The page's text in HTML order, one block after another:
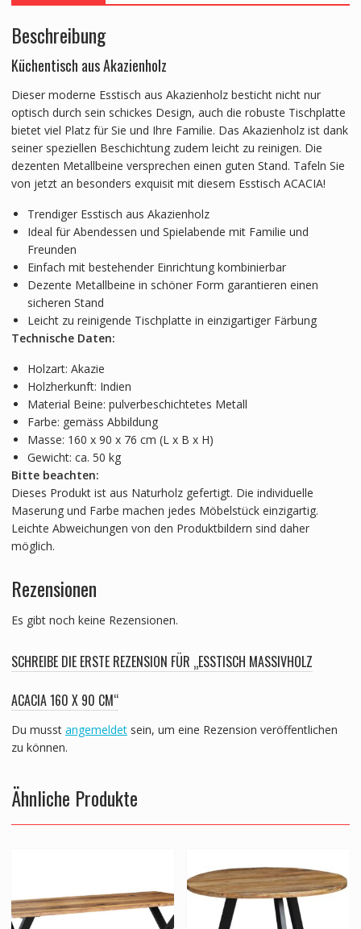
Beschreibung
Küchentisch aus Akazienholz
Dieser moderne Esstisch aus Akazienholz besticht nicht nur
optisch durch sein schickes Design, auch die robuste Tischplatte
bietet viel Platz für Sie und Ihre Familie. Das Akazienholz ist dank
seiner speziellen Beschichtung zudem leicht zu reinigen. Die
dezenten Metallbeine versprechen einen guten Stand. Tafeln Sie
von jetzt an besonders exquisit mit diesem Esstisch ACACIA!
Trendiger Esstisch aus Akazienholz
Ideal für Abendessen und Spielabende mit Familie und
Freunden
Einfach mit bestehender Einrichtung kombinierbar
Dezente Metallbeine in schöner Form garantieren einen
sicheren Stand
Leicht zu reinigende Tischplatte in einzigartiger Färbung
Technische Daten:
Holzart: Akazie
Holzherkunft: Indien
Material Beine: pulverbeschichtetes Metall
Farbe: gemäss Abbildung
Masse: 160 x 90 x 76 cm (L x B x H)
Gewicht: ca. 50 kg
Bitte beachten:
Dieses Produkt ist aus Naturholz gefertigt. Die individuelle
Maserung und Farbe machen jedes Möbelstück einzigartig.
Leichte Abweichungen von den Produktbildern sind daher
möglich.
Rezensionen
Es gibt noch keine Rezensionen.
SCHREIBE DIE ERSTE REZENSION FÜR „ESSTISCH MASSIVHOLZ
ACACIA 160 X 90 CM“
Du musst angemeldetsein, um eine Rezension veröffentlichen
zu können.
Ähnliche Produkte